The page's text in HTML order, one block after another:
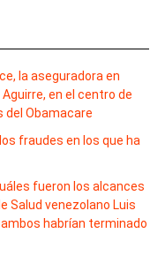
la aseguradora en
en el centro de
del Obamacare
fraudes en los que ha
fueron los alcances
Salud venezolano Luis
habrían terminado